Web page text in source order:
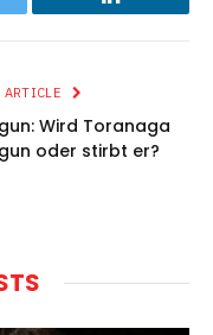
LinkedIn
ARTICLE
Wird Toranaga
oder stirbt er?